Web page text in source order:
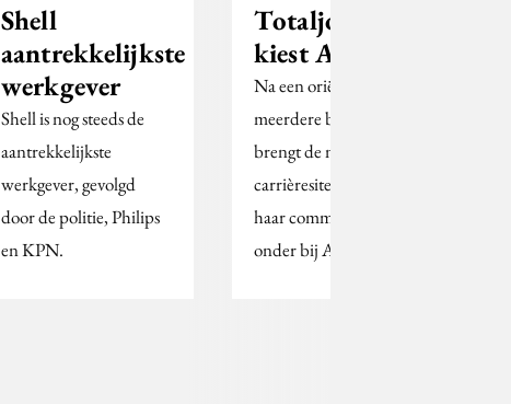
Shell
aantrekkelijkste
werkgever
Shell is nog steeds de
aantrekkelijkste
werkgever, gevolgd
door de politie, Philips
en KPN.
Totaljobs.nl
kiest ACA/Jes
Na een oriëntatie bij
meerdere bureaus
brengt de nieuwe
carrièresite Totaljobs.nl
haar communicatie
onder bij ACA/Jes.